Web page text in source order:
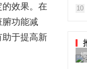
效果。在
功能减
于提高新
10